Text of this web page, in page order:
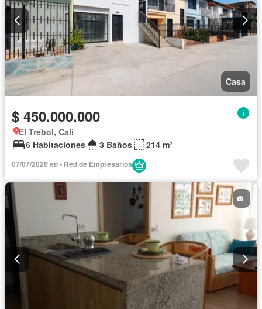
Casa
$ 450.000.000
El Trebol, Cali
6 Habitaciones
3 Baños 214 m²
07/07/2026 en - Red de Empresarios